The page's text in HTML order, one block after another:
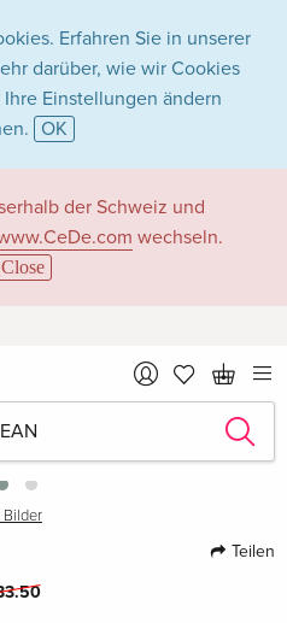
Erfahren Sie in unserer
darüber, wie wir Cookies
Einstellungen ändern
OK
der Schweiz und
wechseln.
Close
Bilder
Teilen